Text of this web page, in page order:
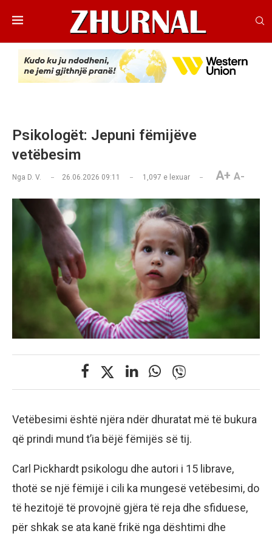
Psikologët: Jepuni fëmijëve
vetëbesim
Nga D. V. 26.06.2026 09:11 1,097 e lexuar A+ A-
Vetëbesimi është njëra ndër dhuratat më të bukura
që prindi mund t’ia bëjë fëmijës së tij.
Carl Pickhardt psikologu dhe autori i 15 librave,
thotë se një fëmijë i cili ka mungesë vetëbesimi, do
të hezitojë të provojnë gjëra të reja dhe sfiduese,
për shkak se ata kanë frikë nga dështimi dhe